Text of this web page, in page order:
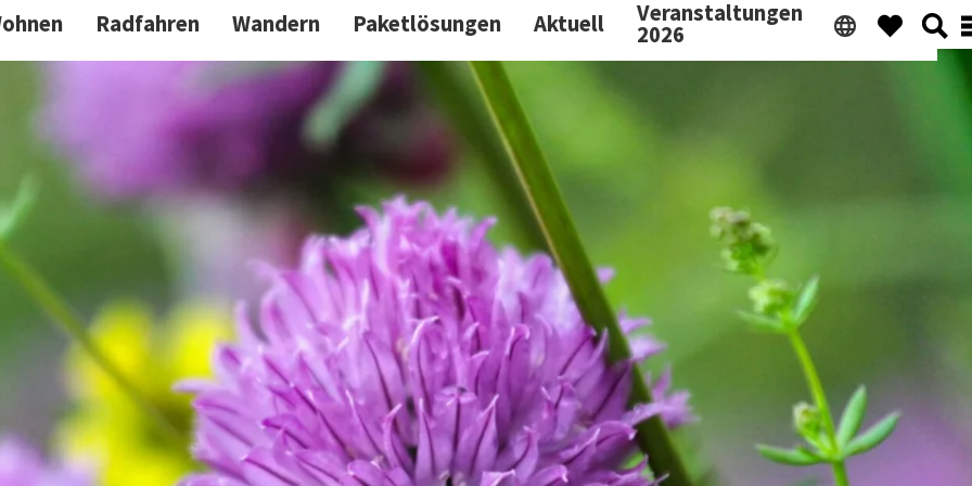
Radfahren Wandern Paketlösungen Aktuell Veranstaltungen
2026